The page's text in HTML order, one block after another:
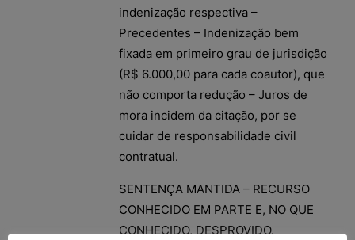
indenização respectiva –
Precedentes – Indenização bem
fixada em primeiro grau de jurisdição
(R$ 6.000,00 para cada coautor), que
não comporta redução – Juros de
mora incidem da citação, por se
cuidar de responsabilidade civil
contratual.
SENTENÇA MANTIDA – RECURSO
CONHECIDO EM PARTE E, NO QUE
CONHECIDO, DESPROVIDO.